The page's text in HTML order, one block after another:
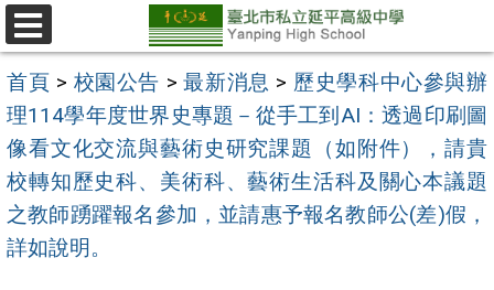
跳
至
主
要
內
容
區
選
單
首頁 > 校園公告 >最新消息 > 歷史學科中心參與辦
理114學年度世界史專題－從手工到AI：透過印刷圖
像看文化交流與藝術史研究課題（如附件），請貴
校轉知歷史科、美術科、藝術生活科及關心本議題
之教師踴躍報名參加，並請惠予報名教師公(差)假，
詳如說明。